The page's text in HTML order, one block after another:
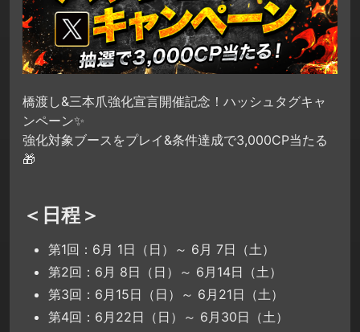
橋渡し&三本爪強化宣言開催記念！ハッシュタグキャ
ンペーン✨
強化対象ブースをプレイ&条件達成で3,000CP当たる
🎁
＜日程＞
第1回：6月 1日（日）～ 6月 7日（土）
第2回：6月 8日（日）～ 6月14日（土）
第3回：6月15日（日）～ 6月21日（土）
第4回：6月22日（日）～ 6月30日（土）